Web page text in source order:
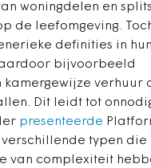
woningdelen en
de leefomgeving.
definities in hun
bijvoorbeeld
kamergewijze verhuur
Dit leidt tot
presenteerde
typen die
van complexiteit